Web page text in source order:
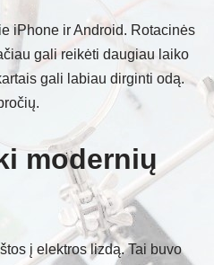
iPhone ir Android. Rotacinės
gali reikėti daugiau laiko
gali labiau dirginti odą.
modernių
į elektros lizdą. Tai buvo